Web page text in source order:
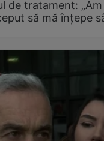
de tratament:
să mă înțepe